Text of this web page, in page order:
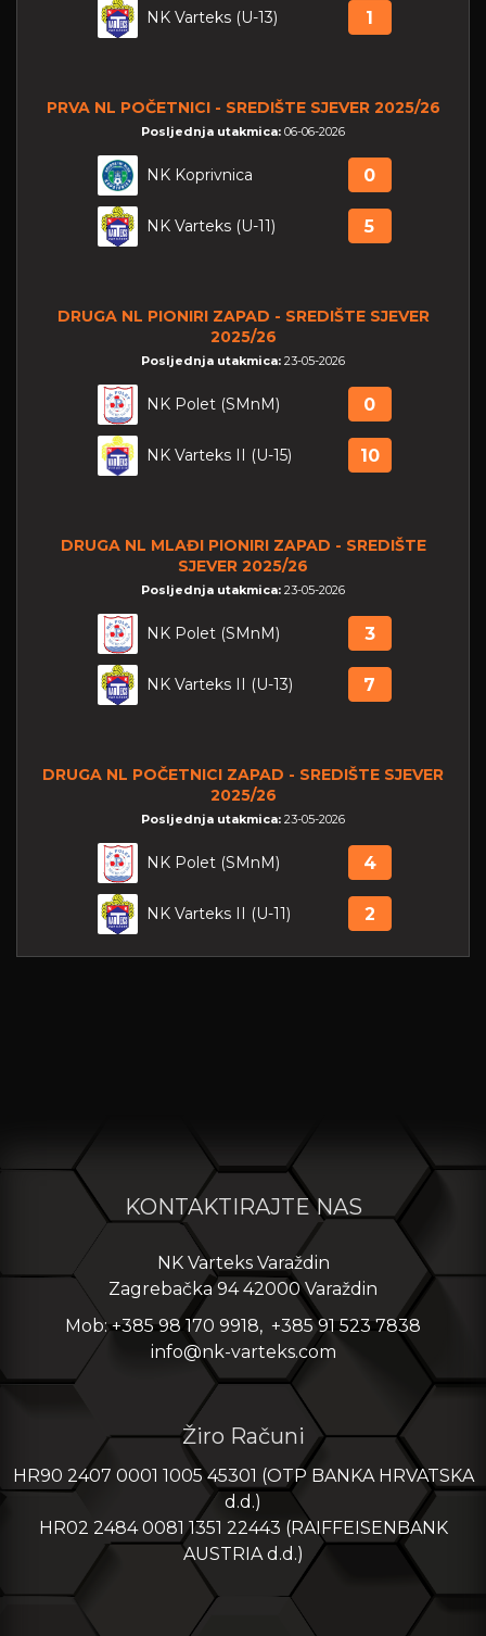
NK Varteks (U-13) 1
PRVA NL POČETNICI - SREDIŠTE SJEVER 2025/26
Posljednja utakmica: 06-06-2026
NK Koprivnica 0
NK Varteks (U-11) 5
DRUGA NL PIONIRI ZAPAD - SREDIŠTE SJEVER
2025/26
Posljednja utakmica: 23-05-2026
NK Polet (SMnM) 0
NK Varteks II (U-15) 10
DRUGA NL MLAĐI PIONIRI ZAPAD - SREDIŠTE
SJEVER 2025/26
Posljednja utakmica: 23-05-2026
NK Polet (SMnM) 3
NK Varteks II (U-13) 7
DRUGA NL POČETNICI ZAPAD - SREDIŠTE SJEVER
2025/26
Posljednja utakmica: 23-05-2026
NK Polet (SMnM) 4
NK Varteks II (U-11) 2
KONTAKTIRAJTE NAS
NK Varteks Varaždin
Zagrebačka 94 42000 Varaždin
Mob: +385 98 170 9918, +385 91 523 7838
info@nk-varteks.com
Žiro Računi
HR90 2407 0001 1005 45301 (OTP BANKA HRVATSKA
d.d.)
HR02 2484 0081 1351 22443 (RAIFFEISENBANK
AUSTRIA d.d.)